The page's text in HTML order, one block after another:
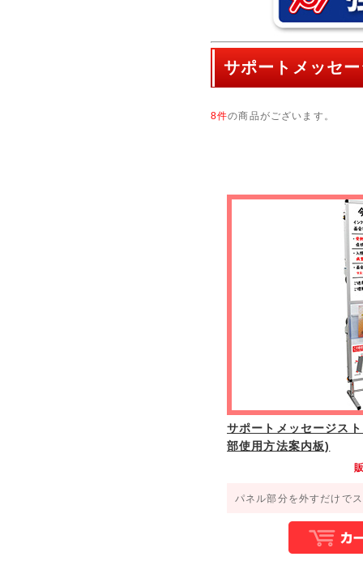
サポートメッセ
8件の商品がございます。
サポートメッセージス
部使用方法案内板)
パネル部分を外すだけで